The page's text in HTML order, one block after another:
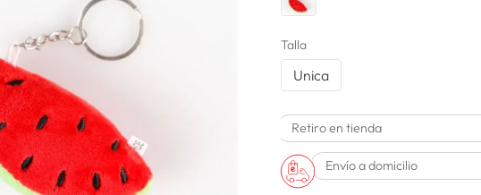
laptop
8. terrex
9. cocina
10. lavadora
Talla
Unica
Retiro en tienda
Envío a domicilio